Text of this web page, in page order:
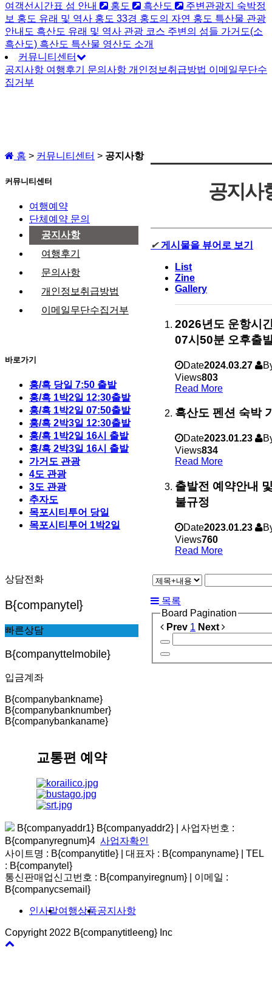
여객선시간표 섬 안내 홍도 흑산도 주변관광지 숙박정
보 홍도 유래 및 역사 홍도 33경 홍도의 자연 홍도 특산물 관광
안내도 흑산도 유래 및 역사 관광 코스 주변의 섬들 가거도(소
흑산도) 흑산도 특산물 영산도 소개
커뮤니티센터
공지사항 여행후기 문의사항 개인정보취급방법 이메일무단수
집거부
홈 > 커뮤니티센터 > 공지사항
커뮤니티센터
여행예약
단체예약 문의
공지사항
여행후기
문의사항
개인정보취급방법
이메일무단수집거부
바로가기
홍/흑 당일 7:50 출발
홍/흑 1박2일 12:30출발
홍/흑 1박2일 07:50출발
홍/흑 2박3일 12:30출발
홍/흑 1박2일 16시 출발
홍/흑 2박3일 16시 출발
가거도 관광
4도 관광
3도 관광
추자도
목포시티투어 당일
목포시티투어 1박2일
상담전화
B{companytel}
빠른상담
B{companyttelmobile}
입금계좌
B{companybankname}
B{companybanknumber}
B{companybankaname}
교통편 예약
공지사
✔ 게시물을 뷰어로 보기
List
Zine
Gallery
2026년도 운항시
07시50분 오후출
Date2024.03.27
Views803
Read More
흑산도 펜션 숙박
Date2023.01.23
Views834
Read More
출발전 예약안내
불규정
Date2023.01.23
Views760
Read More
목록
Board Pagination
Prev 1 Next
B{companyaddr1} B{companyaddr2}
사업자번호 :
B{companyregnum}4 사업자확인
사이트명 : B{companytitle} | 대표자 : B{companyname}
TEL
: B{companytel}
통신판매업신고번호 : B{companyiregnum}
이메일 :
B{companycsemail}
인사말여행상품공지사항
Copyright 2022 B{companytitleeng} Inc